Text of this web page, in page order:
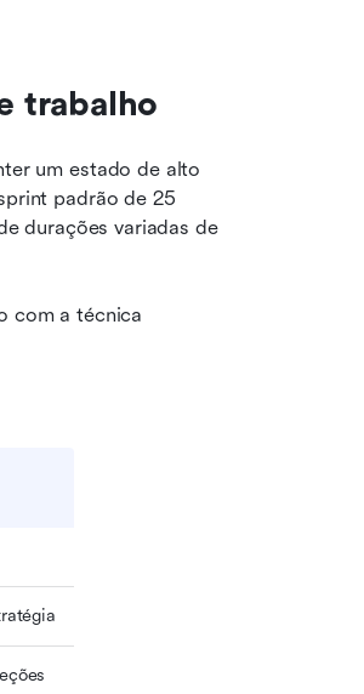
trabalho
um estado de alto
padrão de 25
durações variadas de
com a técnica